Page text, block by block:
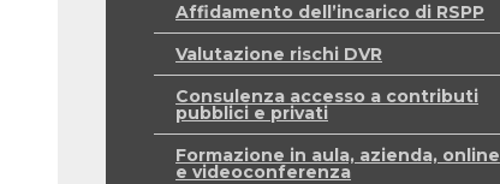
Affidamento dell’incarico di RSPP
Valutazione rischi DVR
Consulenza accesso a contributi
pubblici e privati
Formazione in aula, azienda, online
e videoconferenza